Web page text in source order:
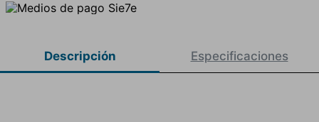
Descripción Especificaciones